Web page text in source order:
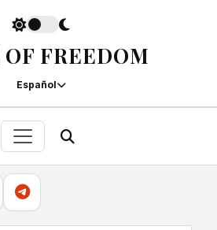
FREEDOM
Español